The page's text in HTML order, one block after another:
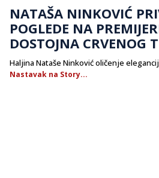
NATAŠA NINKOVIĆ
POGLEDE NA
DOSTOJNA CRVENOG
Haljina Nataše Ninković oličenje
Nastavak na Story...